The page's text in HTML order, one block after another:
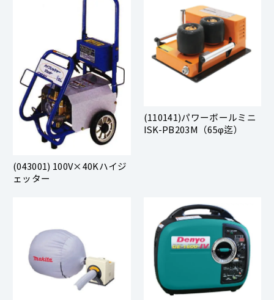
(043001) 100V×40Kハイジ
ェッター
(110141)パワーボールミニ
ISK-PB203M（65φ迄）